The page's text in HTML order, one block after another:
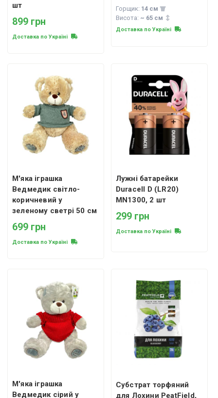
шт
899 грн
Доставка по Україні
Горщик: 14 см
Висота: ~ 65 см
Доставка по Україні
М'яка іграшка
Ведмедик світло-
коричневий у
зеленому светрі 50 см
699 грн
Доставка по Україні
Лужні батарейки
Duracell D (LR20)
MN1300, 2 шт
299 грн
Доставка по Україні
М'яка іграшка
Ведмедик сірий у
Субстрат торфяний
для Лохини PeatField,